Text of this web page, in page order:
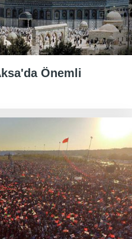
Önemli